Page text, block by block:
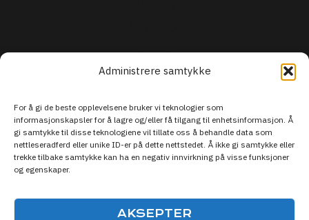
Administrere samtykke
For å gi de beste opplevelsene bruker vi teknologier som
informasjonskapsler for å lagre og/eller få tilgang til enhetsinformasjon. Å
gi samtykke til disse teknologiene vil tillate oss å behandle data som
nettleseradferd eller unike ID-er på dette nettstedet. Å ikke gi samtykke eller
trekke tilbake samtykke kan ha en negativ innvirkning på visse funksjoner
og egenskaper.
AKSEPTER
Support